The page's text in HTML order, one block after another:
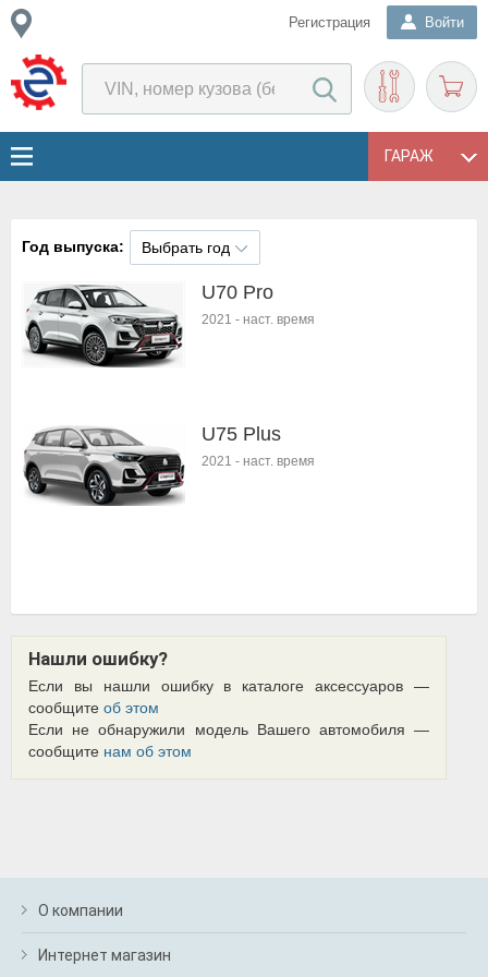
Регистрация Войти
ГАРАЖ
Год выпуска: Выбрать год
U70 Pro
2021 - наст. время
U75 Plus
2021 - наст. время
Нашли ошибку?
Если вы нашли ошибку в каталоге аксессуаров —
сообщите об этом
Если не обнаружили модель Вашего автомобиля —
сообщите нам об этом
О компании
Интернет магазин